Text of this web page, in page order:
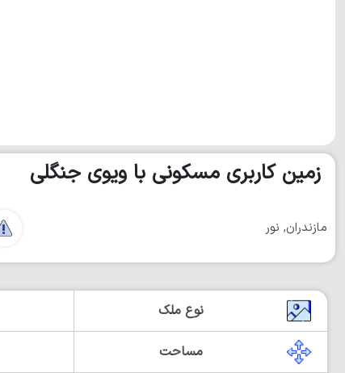
زمین کاربری مسکونی با ویوی جنگلی
مازندران, نور
نوع ملک
مساحت